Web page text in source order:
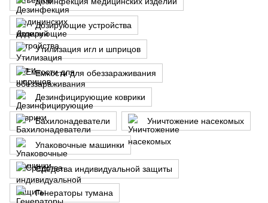
Дозирующие устройства
Утилизация игл и шприцов
Емкости для обеззараживания
Дезинфицирующие коврики
Бахилонадеватели Уничтожение насекомых
Упаковочные машинки
Средства индивидуальной защиты
Генераторы тумана